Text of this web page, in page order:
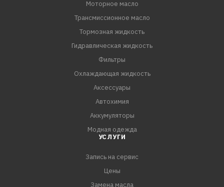
всесезонного применения. Рекомендовано как для
новых двигателей, так и для двигателей с большим
- Улучшенная защита от износа продлевает срок сл
Моторное масло
Трансмиссионное масло
Тормозная жидкость
Гидравлическая жидкость
Фильтры
Охлаждающая жидкость
Аксессуары
Автохимия
Аккумуляторы
Модная одежда
УСЛУГИ
Запись на сервис
Цены
Замена масла